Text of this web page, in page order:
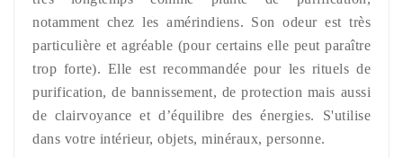
notamment chez les amérindiens. Son odeur est très
particulière et agréable (pour certains elle peut paraître
trop forte). Elle est recommandée pour les rituels de
purification, de bannissement, de protection mais aussi
de clairvoyance et d’équilibre des énergies. S'utilise
dans votre intérieur, objets, minéraux, personne.